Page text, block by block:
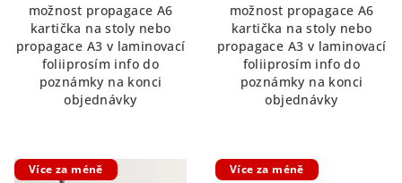
možnost propagace A6
kartička na stoly nebo
propagace A3 v laminovací
foliiprosím info do
poznámky na konci
objednávky
z
5
hvězdiček.
možnost propagace A6
kartička na stoly nebo
propagace A3 v laminovací
foliiprosím info do
poznámky na konci
objednávky
Více za méně Více za méně